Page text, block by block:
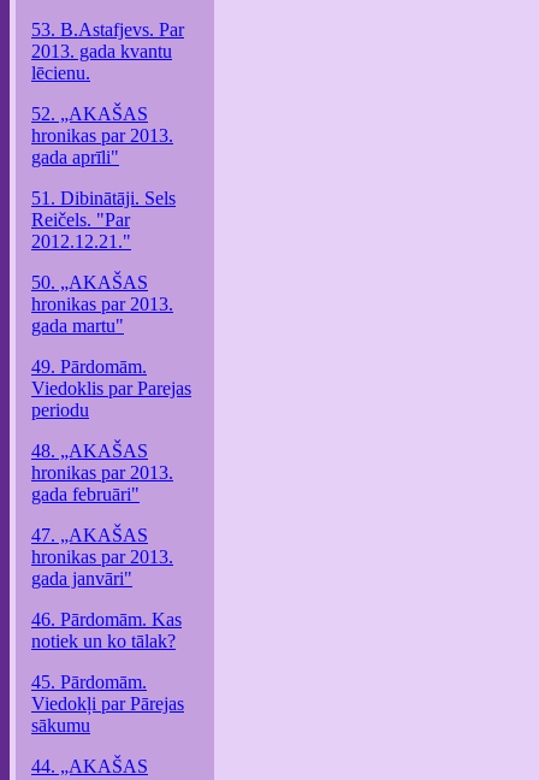
53. B.Astafjevs. Par
2013. gada kvantu
lēcienu.
52. „AKAŠAS
hronikas par 2013.
gada aprīli"
51. Dibinātāji. Sels
Reičels. "Par
2012.12.21."
50. „AKAŠAS
hronikas par 2013.
gada martu"
49. Pārdomām.
Viedoklis par Parejas
periodu
48. „AKAŠAS
hronikas par 2013.
gada februāri"
47. „AKAŠAS
hronikas par 2013.
gada janvāri"
46. Pārdomām. Kas
notiek un ko tālak?
45. Pārdomām.
Viedokļi par Pārejas
sākumu
44. „AKAŠAS